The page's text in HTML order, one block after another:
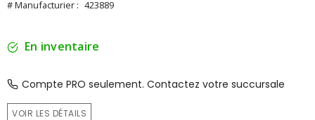
# Manufacturier : 423889
En inventaire
Compte PRO seulement. Contactez votre succursale
VOIR LES DÉTAILS